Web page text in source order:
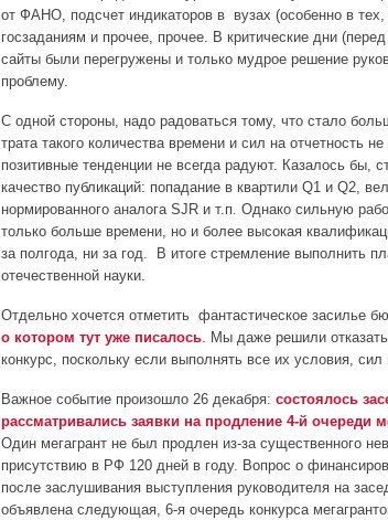
от ФАНО, подсчет индикаторов в вузах (особенно в
госзаданиям и прочее, прочее. В критические дни
сайты были перегружены и только мудрое решение
проблему.
С одной стороны, надо радоваться тому, что стало
трата такого количества времени и сил на отчетность
позитивные тенденции не всегда радуют. Казалось бы,
качество публикаций: попадание в квартили Q1 и Q2,
нормированного аналога SJR и т.п. Однако сильную
только больше времени, но и более высокая
за полгода, ни за год. В итоге стремление выполнить
отечественной науки.
Отдельно хочется отметить фантастическое засилье
о котором тут уже писалось. Мы даже решили
конкурс, поскольку если выполнять все их условия,
Важное событие произошло 26 декабря: состоялось
рассматривались заявки на продление 4-й очереди
Один мегагрант не был продлен из-за существенного
присутствию в РФ 120 дней в году. Вопрос о
после заслушивания выступления руководителя на
объявлена следующая, 6-я очередь конкурса